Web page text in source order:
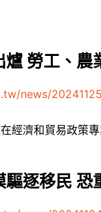
勞工、農
news/
經濟和貿易政策
逐移民 恐